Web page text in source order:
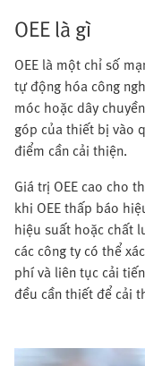
OEE là gì
OEE là một chỉ số
tự động hóa công
móc hoặc dây
góp của thiết bị vào
điểm cần cải thiện.
Giá trị OEE cao cho
khi OEE thấp báo
hiệu suất hoặc chất
các công ty có thể
phí và liên tục cải
đều cần thiết để cải